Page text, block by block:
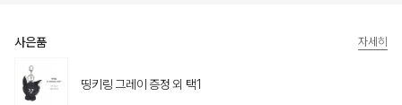
사은품
띵키링 그레이 증정 외 택1
자세히